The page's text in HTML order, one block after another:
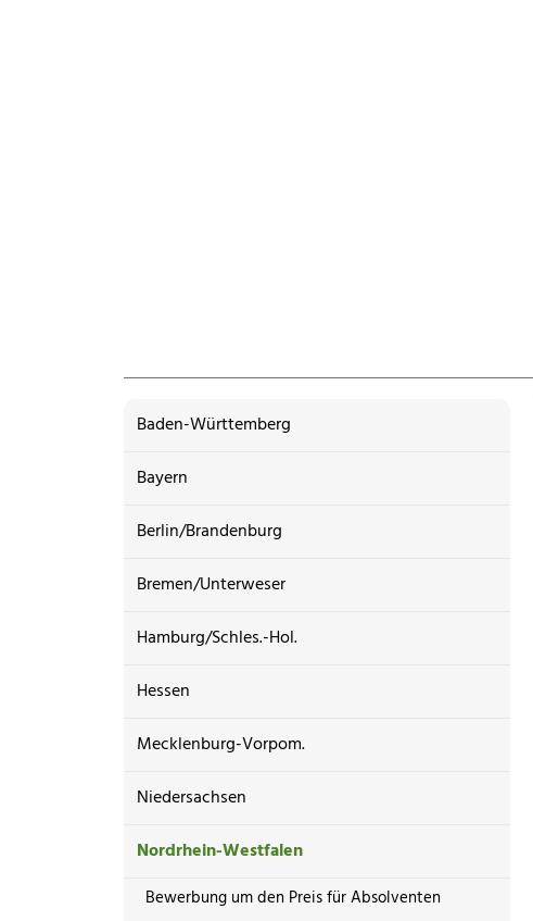
Baden-Württemberg
Bayern
Berlin/Brandenburg
Bremen/Unterweser
Hamburg/Schles.-Hol.
Hessen
Mecklenburg-Vorpom.
Niedersachsen
Nordrhein-Westfalen
Bewerbung um den Preis für Absolventen